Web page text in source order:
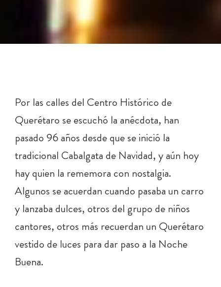
Por las calles del Centro Histórico de
Querétaro se escuchó la anécdota, han
pasado 96 años desde que se inició la
tradicional Cabalgata de Navidad, y aún hoy
hay quien la rememora con nostalgia.
Algunos se acuerdan cuando pasaba un carro
y lanzaba dulces, otros del grupo de niños
cantores, otros más recuerdan un Querétaro
vestido de luces para dar paso a la Noche
Buena.